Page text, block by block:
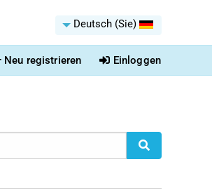
Deutsch (Sie)
Neu registrieren Einloggen